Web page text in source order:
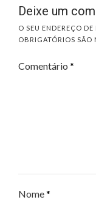
Deixe um
O SEU ENDEREÇO
OBRIGATÓRIOS SÃO
Comentário *
Nome*